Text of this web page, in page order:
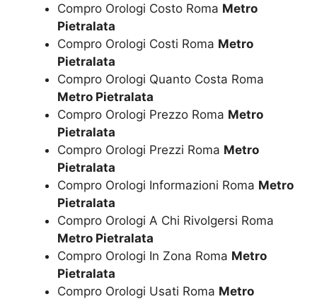
Compro Orologi Costo Roma Metro
Pietralata
Compro Orologi Costi Roma Metro
Pietralata
Compro Orologi Quanto Costa Roma
Metro Pietralata
Compro Orologi Prezzo Roma Metro
Pietralata
Compro Orologi Prezzi Roma Metro
Pietralata
Compro Orologi Informazioni Roma Metro
Pietralata
Compro Orologi A Chi Rivolgersi Roma
Metro Pietralata
Compro Orologi In Zona Roma Metro
Pietralata
Compro Orologi Usati Roma Metro